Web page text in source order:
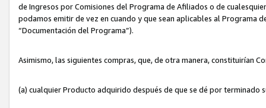
de Ingresos por Comisiones del Programa de Afiliados o de
podamos emitir de vez en cuando y que sean aplicables al Programa
“Documentación del Programa”).
Asimismo, las siguientes compras, que, de otra manera, constituirían
(a) cualquier Producto adquirido después de que se dé por terminado